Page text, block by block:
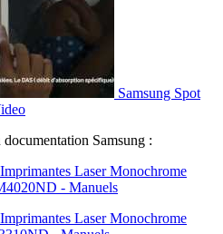
Samsung Spot
Samsung :
Laser Monochrome
- Manuels
Laser Monochrome